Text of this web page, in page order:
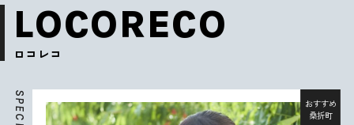
LOCORECO
ロコレコ
S
P
E
C
おすすめ
桑折町